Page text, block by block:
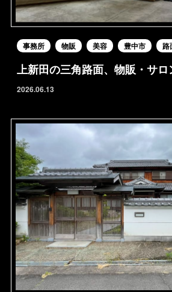
事務所 物販 美容 豊中市 路
上新田の三角路面、物販・サ
2026.06.13